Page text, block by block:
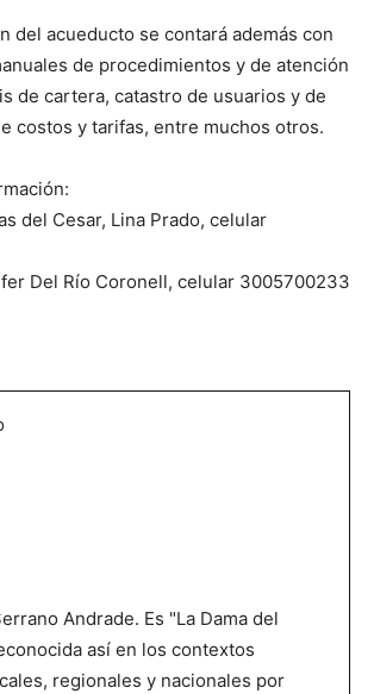
del acueducto se contará además con
de procedimientos y de atención
de cartera, catastro de usuarios y de
costos y tarifas, entre muchos otros.
del Cesar, Lina Prado, celular
Del Río Coronell, celular 3005700233
Andrade. Es "La Dama del
así en los contextos
regionales y nacionales por